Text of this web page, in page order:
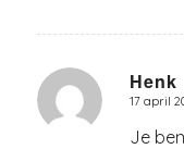
Henk
zegt:
17 april
Je